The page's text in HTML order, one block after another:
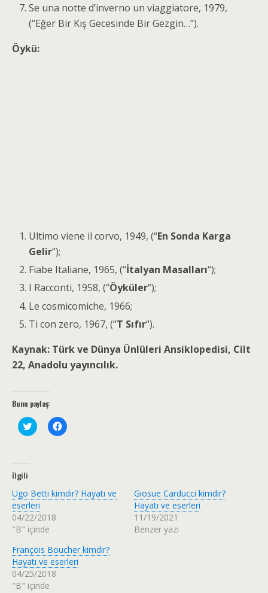
Se una notte d’inverno un viaggiatore, 1979,
(“Eğer Bir Kış Gecesinde Bir Gezgin…”).
Öykü:
Ultimo viene il corvo, 1949, (“En Sonda Karga
Gelir“);
Fiabe Italiane, 1965, (“İtalyan Masalları“);
I Racconti, 1958, (“Öyküler“);
Le cosmicomiche, 1966;
Ti con zero, 1967, (“T Sıfır“).
Kaynak: Türk ve Dünya Ünlüleri Ansiklopedisi, Cilt
22, Anadolu yayıncılık.
Bunu paylaş:
T
w
e
r
i
n
d
e
a
y
l
a
ş
m
F
a
t
a
ş
m
a
İlgili
Ugo Betti kimdir? Hayatı ve
eserleri
04/22/2018
"B" içinde
Giosue Carducci kimdir?
Hayatı ve eserleri
11/19/2021
Benzer yazı
François Boucher kimdir?
Hayatı ve eserleri
04/25/2018
"B" içinde